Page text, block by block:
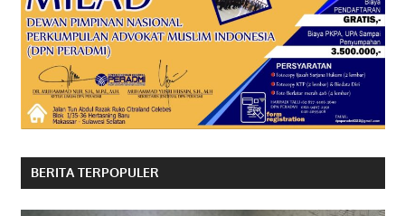
BERITA TERPOPULER